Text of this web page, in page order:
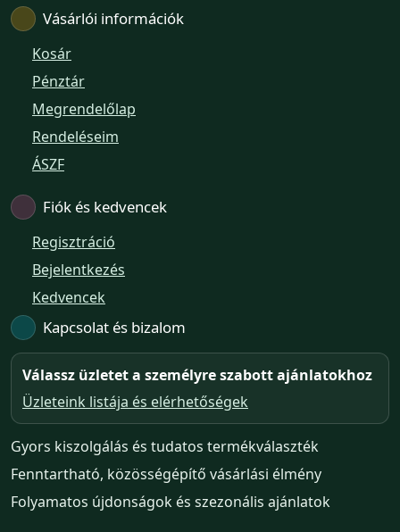
Vásárlói információk
Kosár
Pénztár
Megrendelőlap
Rendeléseim
ÁSZF
Fiók és kedvencek
Regisztráció
Bejelentkezés
Kedvencek
Kapcsolat és bizalom
Válassz üzletet a személyre szabott ajánlatokhoz
Üzleteink listája és elérhetőségek
Gyors kiszolgálás és tudatos termékválaszték
Fenntartható, közösségépítő vásárlási élmény
Folyamatos újdonságok és szezonális ajánlatok